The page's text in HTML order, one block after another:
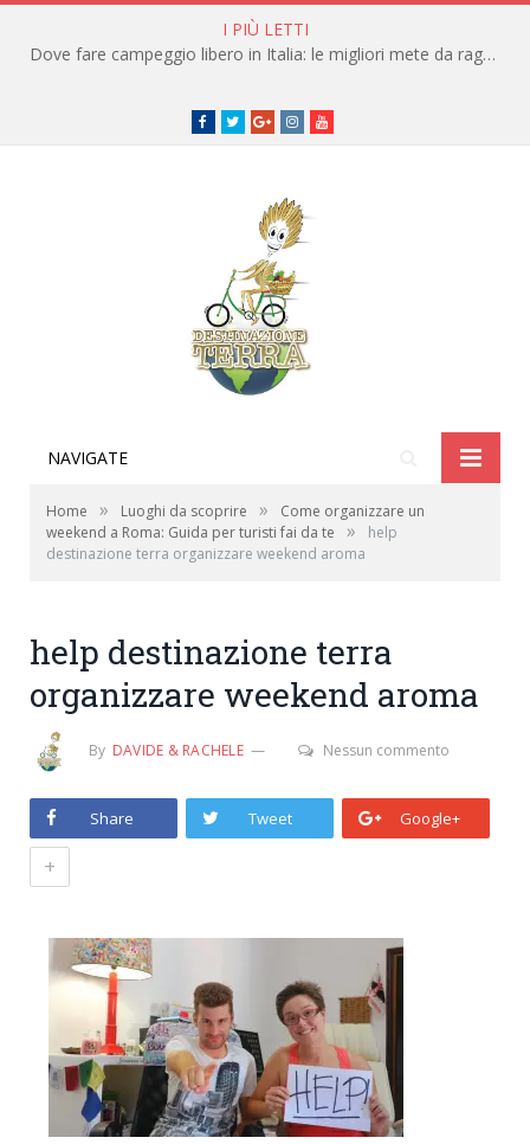
I PIÙ LETTI
Dove fare campeggio libero in Italia: le migliori mete da raggiungere in traghetto
Facebook
TwitterGoogle+instagramyoutube
NAVIGATE
Home » Luoghi da scoprire »
Come organizzare un
weekend a Roma: Guida per turisti fai da te
»
help
destinazione terra organizzare weekend aroma
help destinazione terra
organizzare weekend aroma
By DAVIDE & RACHELE Nessun commento
Share Tweet Google+
+